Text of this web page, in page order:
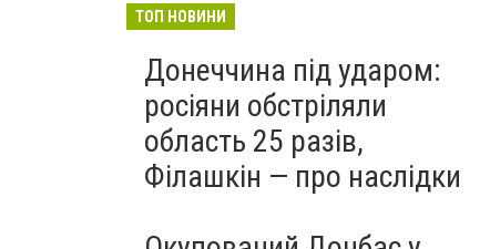
ТОП НОВИНИ
Донеччина під ударом:
росіяни обстріляли
область 25 разів,
Філашкін — про наслідки